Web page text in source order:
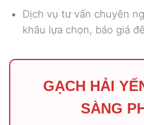
Dịch vụ tư vấn chuyên
khâu lựa chọn, báo giá
GẠCH HẢI
SÀNG